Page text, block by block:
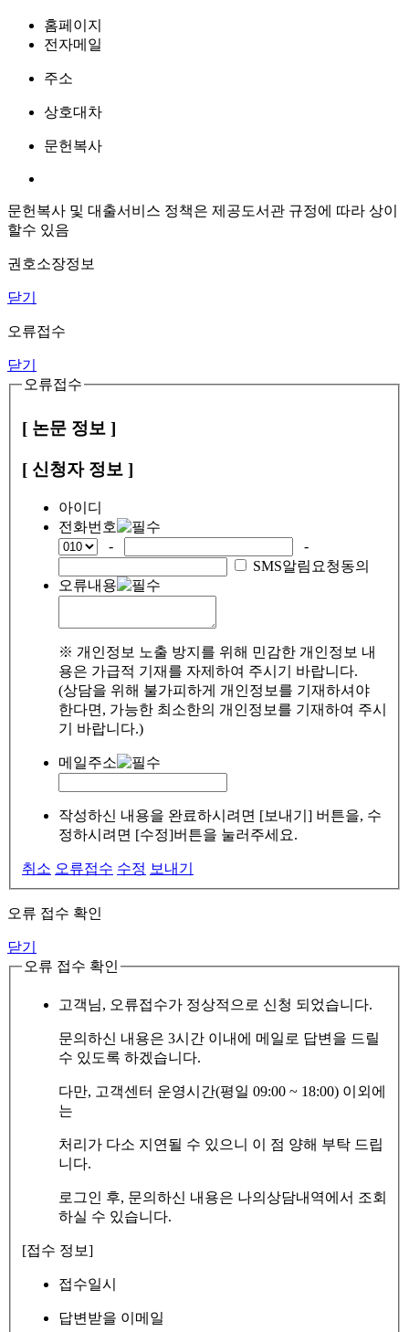
홈페이지
전자메일
주소
상호대차
문헌복사
문헌복사 및 대출서비스 정책은 제공도서관 규정에 따라 상이
할수 있음
권호소장정보
닫기
오류접수
닫기
오류접수
[ 논문 정보 ]
[ 신청자 정보 ]
아이디
전화번호
-
-
SMS알림요청동의
오류내용
※ 개인정보 노출 방지를 위해 민감한 개인정보 내
용은 가급적 기재를 자제하여 주시기 바랍니다.
(상담을 위해 불가피하게 개인정보를 기재하셔야
한다면, 가능한 최소한의 개인정보를 기재하여 주시
기 바랍니다.)
메일주소
작성하신 내용을 완료하시려면 [보내기] 버튼을, 수
정하시려면 [수정]버튼을 눌러주세요.
취소 오류접수 수정 보내기
오류 접수 확인
닫기
오류 접수 확인
고객님, 오류접수가 정상적으로 신청 되었습니다.
문의하신 내용은 3시간 이내에 메일로 답변을 드릴
수 있도록 하겠습니다.
다만, 고객센터 운영시간(평일 09:00 ~ 18:00) 이외에
는
처리가 다소 지연될 수 있으니 이 점 양해 부탁 드립
니다.
로그인 후, 문의하신 내용은 나의상담내역에서 조회
하실 수 있습니다.
[접수 정보]
접수일시
답변받을 이메일